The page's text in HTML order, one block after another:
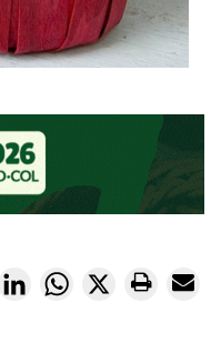
FacebookLinkedInWhatsApp
X